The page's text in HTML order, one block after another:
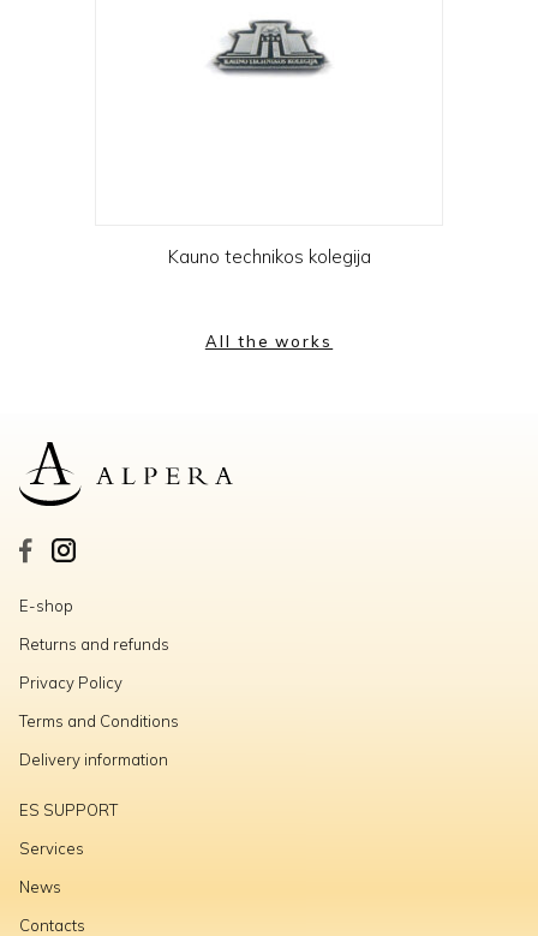
Kauno technikos kolegija
All the works
E-shop
Returns and refunds
Privacy Policy
Terms and Conditions
Delivery information
ES SUPPORT
Services
News
Contacts